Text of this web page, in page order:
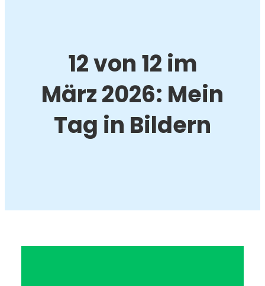
12 von 12 im
März 2026: Mein
Tag in Bildern